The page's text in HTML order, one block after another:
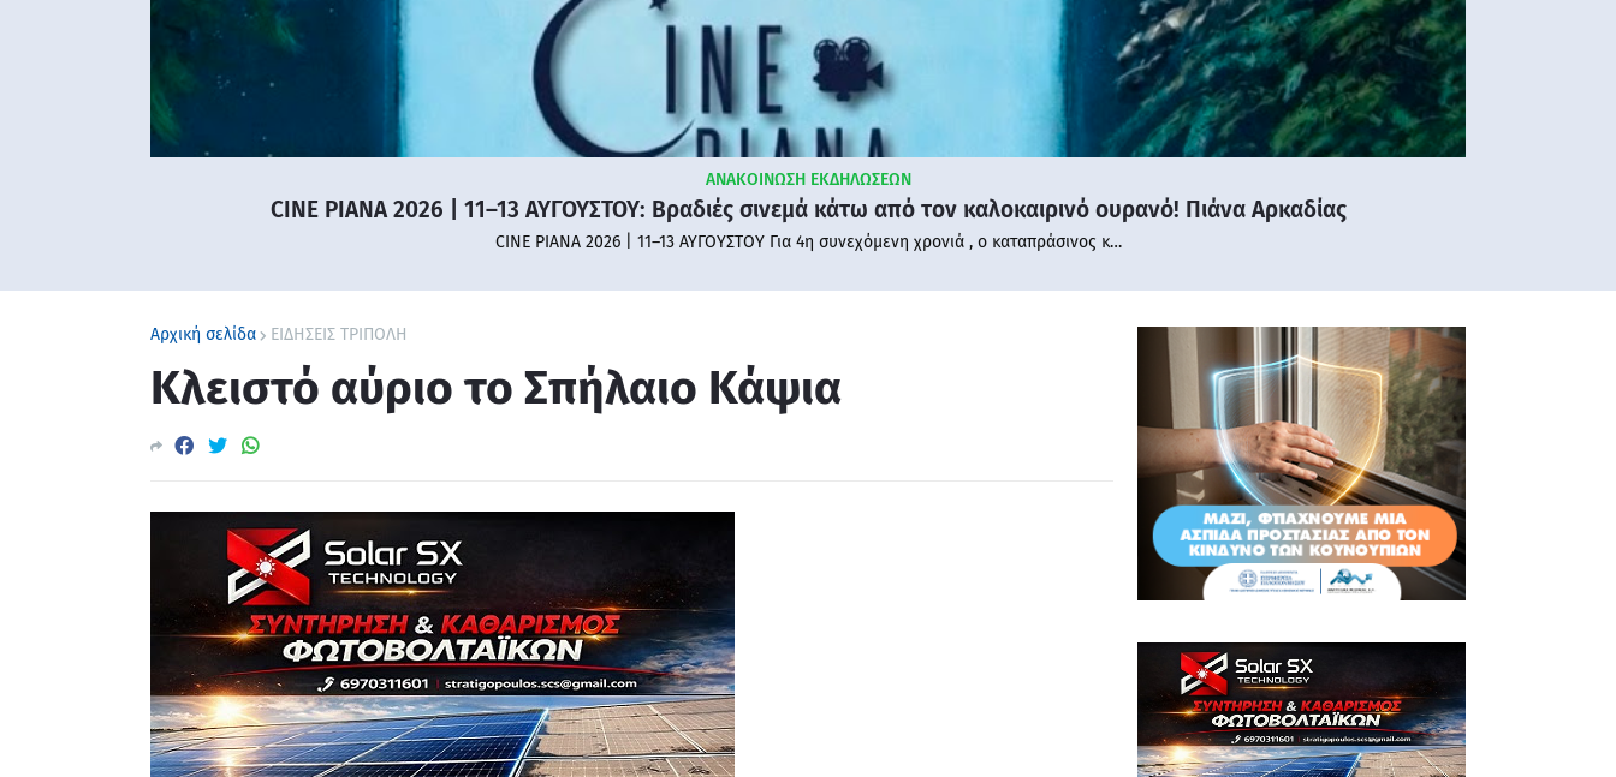
ΑΝΑΚΟΙΝΩΣΗ ΕΚΔΗΛΩΣΕΩΝ
CINE PIANA 2026 | 11–13 ΑΥΓΟΥΣΤΟΥ: Βραδιές σινεμά κάτω από τον καλοκαιρινό ουρανό! Πιάνα Αρκαδίας
CINE PIANA 2026 | 11–13 ΑΥΓΟΥΣΤΟΥ Για 4η συνεχόμενη χρονιά , ο καταπράσινος κ…
Αρχική σελίδα ΕΙΔΗΣΕΙΣ ΤΡΙΠΟΛΗ
Κλειστό αύριο το Σπήλαιο Κάψια